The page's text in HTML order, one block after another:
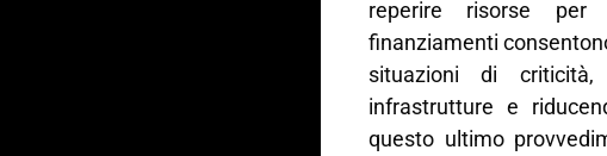
reperire risorse per
finanziamenti
situazioni di
infrastrutture e
questo ultimo